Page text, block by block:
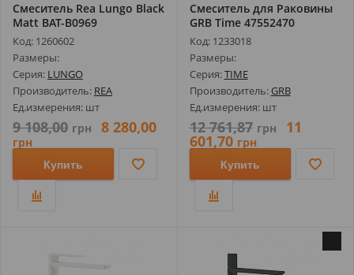
Смеситель Rea Lungo Black
Matt BAT-B0969
Код: 1260602
Размеры:
Серия: LUNGO
Производитель: REA
Ед.измерения: шт
9 108,00 грн 8 280,00
грн
Купить
Смеситель для Раковины
GRB Time 47552470
Код: 1233018
Размеры:
Серия:TIME
Производитель: GRB
Ед.измерения: шт
12 761,87 грн 11
601,70 грн
Купить